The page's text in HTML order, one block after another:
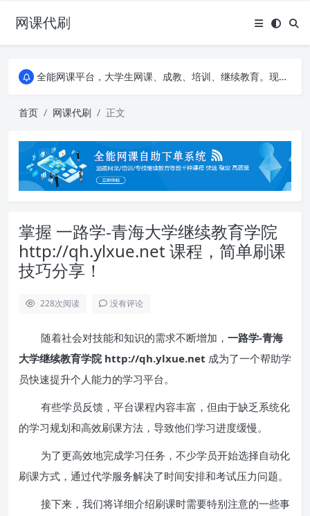
网课代刷
AI论文写作平台，根据真实文献内容生成论文
全能网课平台，大学生网课、成教、培训、继续教育。现已接入代刷代考项目3000+
全能网课平台，大学生网课、成教、培训、继续教育。现已接入代刷代考项目3000+
首页 网课代刷 正文
掌握 一路学-青海大学继续教育学院
http://qh.ylxue.net 课程，简单刷课
技巧分享！
228次阅读 没有评论
随着社会对技能和知识的需求不断增加， 一路学-青海
大学继续教育学院 http://qh.ylxue.net 成为了一个帮助学
员快速提升个人能力的学习平台。
有些学员反馈，平台课程内容丰富，但由于缺乏系统化
的学习规划和高效刷课方法，导致他们学习进度缓慢。
为了更高效地完成学习任务，不少学员开始选择自动化
刷课方式，通过代学服务解决了时间安排和考试压力问题。
接下来，我们将详细介绍刷课时需要特别注意的一些事